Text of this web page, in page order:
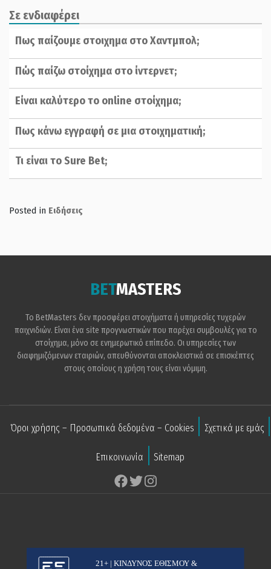
Σε ενδιαφέρει
Πως παίζουμε στοιχημα στο Χαντμπολ;
Πώς παίζω στοίχημα στο ίντερνετ;
Είναι καλύτερο το online στοίχημα;
Πως κάνω εγγραφή σε μια στοιχηματική;
Τι είναι το Sure Bet;
Posted in Ειδήσεις
BETMASTERS
Το BetMasters δεν προσφέρει στοιχήματα ή υπηρεσίες τυχερών
παιχνιδιών. Είναι ένα site προγνωστικών που παρέχει συμβουλές για το
στοίχημα, μόνο σε ενημερωτικό επίπεδο. Οι υπηρεσίες των
διαφημιζόμενων εταιριών, απευθύνονται αποκλειστικά σε επισκέπτες
στους οποίους η χρήση τους είναι νόμιμη.
Όροι χρήσης – Προσωπικά δεδομένα – Cookies Σχετικά με εμάς
Επικοινωνία Sitemap